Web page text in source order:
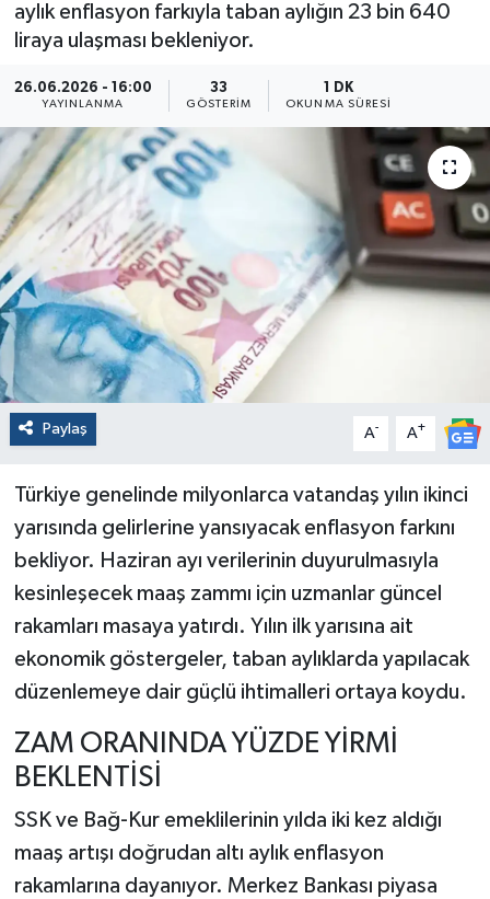
aylık enflasyon farkıyla taban aylığın 23 bin 640
liraya ulaşması bekleniyor.
26.06.2026 - 16:00
YAYINLANMA
33
GÖSTERIM
1 DK
OKUNMA SÜRESI
Paylaş A- A+
Türkiye genelinde milyonlarca vatandaş yılın ikinci
yarısında gelirlerine yansıyacak enflasyon farkını
bekliyor. Haziran ayı verilerinin duyurulmasıyla
kesinleşecek maaş zammı için uzmanlar güncel
rakamları masaya yatırdı. Yılın ilk yarısına ait
ekonomik göstergeler, taban aylıklarda yapılacak
düzenlemeye dair güçlü ihtimalleri ortaya koydu.
ZAM ORANINDA YÜZDE YİRMİ
BEKLENTİSİ
SSK ve Bağ-Kur emeklilerinin yılda iki kez aldığı
maaş artışı doğrudan altı aylık enflasyon
rakamlarına dayanıyor. Merkez Bankası piyasa